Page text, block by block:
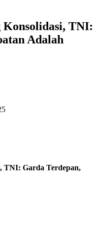
TNI:
Adalah
TNI: Garda Terdepan,